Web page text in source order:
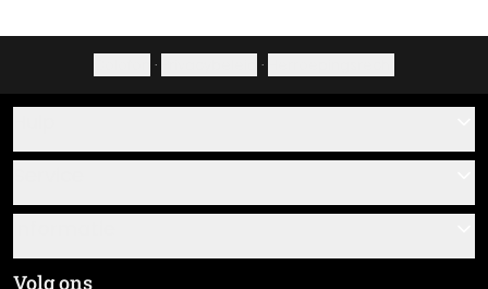
· ·
Over ons
Plak- en montagehandleidingen
Algemene voorwaarden
Volg ons